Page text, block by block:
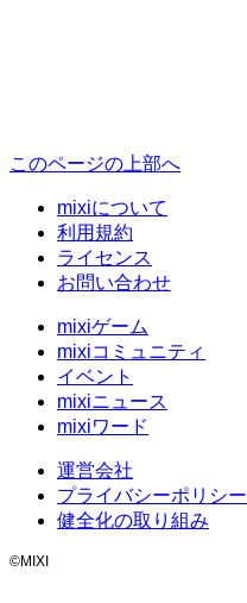
このページの上部へ
mixiについて
利用規約
ライセンス
お問い合わせ
mixiゲーム
mixiコミュニティ
イベント
mixiニュース
mixiワード
運営会社
プライバシーポリシー
健全化の取り組み
©MIXI